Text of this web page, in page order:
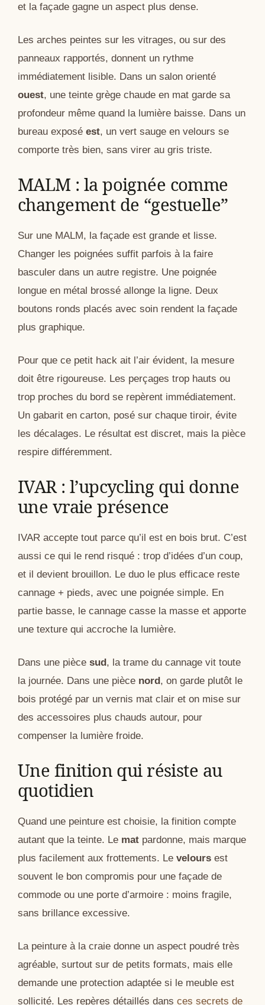
et la façade gagne un aspect plus dense.
Les arches peintes sur les vitrages, ou sur des
panneaux rapportés, donnent un rythme
immédiatement lisible. Dans un salon orienté
ouest, une teinte grège chaude en mat garde sa
profondeur même quand la lumière baisse. Dans un
bureau exposé est, un vert sauge en velours se
comporte très bien, sans virer au gris triste.
MALM : la poignée comme
changement de “gestuelle”
Sur une MALM, la façade est grande et lisse.
Changer les poignées suffit parfois à la faire
basculer dans un autre registre. Une poignée
longue en métal brossé allonge la ligne. Deux
boutons ronds placés avec soin rendent la façade
plus graphique.
Pour que ce petit hack ait l’air évident, la mesure
doit être rigoureuse. Les perçages trop hauts ou
trop proches du bord se repèrent immédiatement.
Un gabarit en carton, posé sur chaque tiroir, évite
les décalages. Le résultat est discret, mais la pièce
respire différemment.
IVAR : l’upcycling qui donne
une vraie présence
IVAR accepte tout parce qu’il est en bois brut. C’est
aussi ce qui le rend risqué : trop d’idées d’un coup,
et il devient brouillon. Le duo le plus efficace reste
cannage + pieds, avec une poignée simple. En
partie basse, le cannage casse la masse et apporte
une texture qui accroche la lumière.
Dans une pièce sud , la trame du cannage vit toute
la journée. Dans une pièce nord , on garde plutôt le
bois protégé par un vernis mat clair et on mise sur
des accessoires plus chauds autour, pour
compenser la lumière froide.
Une finition qui résiste au
quotidien
Quand une peinture est choisie, la finition compte
autant que la teinte. Le mat pardonne, mais marque
plus facilement aux frottements. Le velours est
souvent le bon compromis pour une façade de
commode ou une porte d’armoire : moins fragile,
sans brillance excessive.
La peinture à la craie donne un aspect poudré très
agréable, surtout sur de petits formats, mais elle
demande une protection adaptée si le meuble est
sollicité. Les repères détaillés dans ces secrets de